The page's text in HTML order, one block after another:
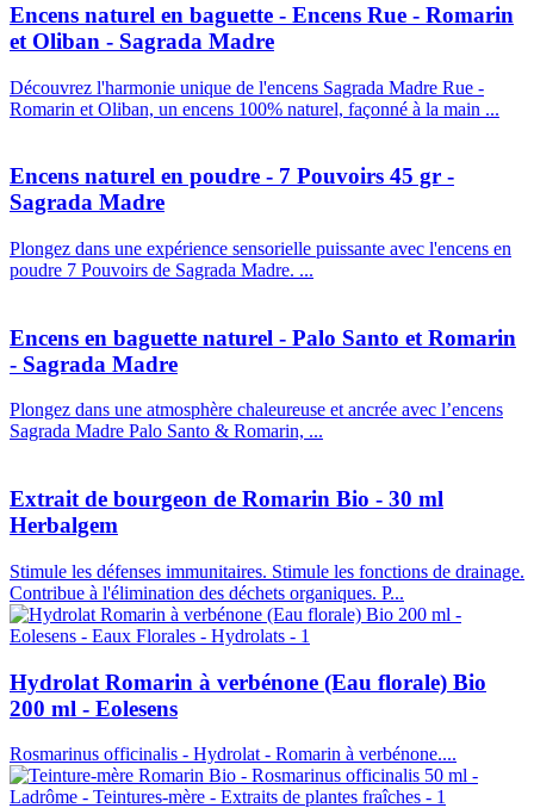
Encens naturel en baguette - Encens Rue - Romarin
et Oliban - Sagrada Madre
Découvrez l'harmonie unique de l'encens Sagrada Madre Rue -
Romarin et Oliban, un encens 100% naturel, façonné à la main ...
Encens naturel en poudre - 7 Pouvoirs 45 gr -
Sagrada Madre
Plongez dans une expérience sensorielle puissante avec l'encens en
poudre 7 Pouvoirs de Sagrada Madre. ...
Encens en baguette naturel - Palo Santo et Romarin
- Sagrada Madre
Plongez dans une atmosphère chaleureuse et ancrée avec l’encens
Sagrada Madre Palo Santo & Romarin, ...
Extrait de bourgeon de Romarin Bio - 30 ml
Herbalgem
Stimule les défenses immunitaires. Stimule les fonctions de drainage.
Contribue à l'élimination des déchets organiques. P...
Hydrolat Romarin à verbénone (Eau florale) Bio
200 ml - Eolesens
Rosmarinus officinalis - Hydrolat - Romarin à verbénone....